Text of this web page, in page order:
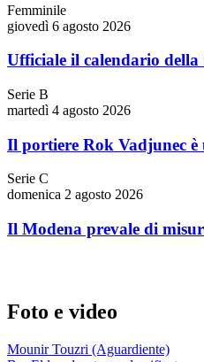
Femminile
giovedì 6 agosto 2026
Ufficiale il calendario della
Serie B
martedì 4 agosto 2026
Il portiere Rok Vadjunec
Serie C
domenica 2 agosto 2026
Il Modena prevale di
Foto e video
Mounir Touzri (Aguardiente)